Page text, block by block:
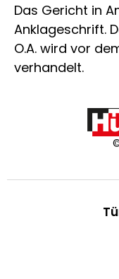
Das Gericht in
Anklageschrift.
O.A. wird vor
verhandelt.